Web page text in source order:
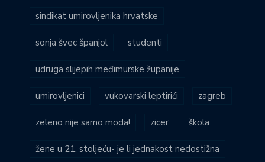
sindikat umirovljenika hrvatske
sonja švec španjol studenti
udruga slijepih međimurske županije
umirovljenici vukovarski leptirići zagreb
zeleno nije samo moda! zicer škola
žene u 21. stoljeću- je li jednakost nedostižna